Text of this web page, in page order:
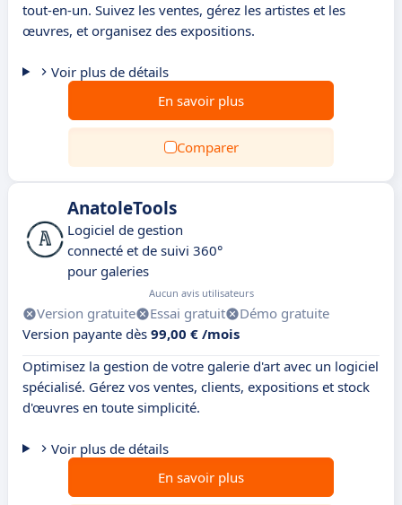
tout-en-un. Suivez les ventes, gérez les artistes et les
œuvres, et organisez des expositions.
Voir plus de détails
En savoir plus
Comparer
AnatoleTools
Logiciel de gestion
connecté et de suivi 360°
pour galeries
Aucun avis utilisateurs
Version gratuite Essai gratuit
Démo gratuite
Version payante dès 99,00 € /mois
Optimisez la gestion de votre galerie d'art avec un logiciel
spécialisé. Gérez vos ventes, clients, expositions et stock
d'œuvres en toute simplicité.
Voir plus de détails
En savoir plus